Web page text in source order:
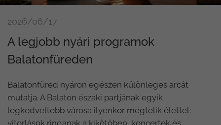
2026/06/17
A legjobb nyári programok
Balatonfüreden
Balatonfüred nyáron egészen különleges arcát
mutatja. A Balaton északi partjának egyik
legkedveltebb városa ilyenkor megtelik élettel:
vitorlások ringanak a kikötőben, koncertek és